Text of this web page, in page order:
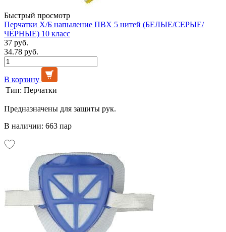
Быстрый просмотр
Перчатки Х/Б напыление ПВХ 5 нитей (БЕЛЫЕ/СЕРЫЕ/
ЧЁРНЫЕ) 10 класс
37 руб.
34.78 руб.
В корзину
Тип: Перчатки
Предназначены для защиты рук.
В наличии: 663 пар